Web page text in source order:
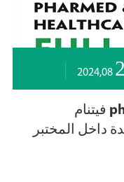
2024,08
Hotgen يدعوك للقاء في phaged فيتنام
داخل المختبر